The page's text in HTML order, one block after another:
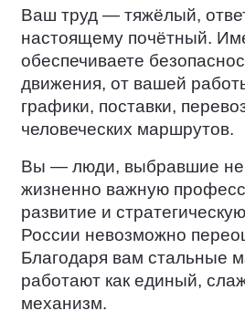
Ваш труд — тяжёлый,
настоящему почётный.
обеспечиваете
движения, от вашей
графики, поставки,
человеческих маршрутов.
Вы — люди, выбравшие
жизненно важную
развитие и
России невозможно
Благодаря вам стальные
работают как единый,
механизм.